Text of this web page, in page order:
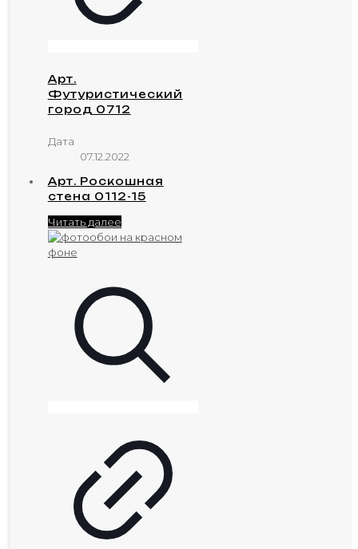
Арт.
Футуристический
город 0712
Дата
07.12.2022
Арт. Роскошная
стена 0112-15
Читать далее